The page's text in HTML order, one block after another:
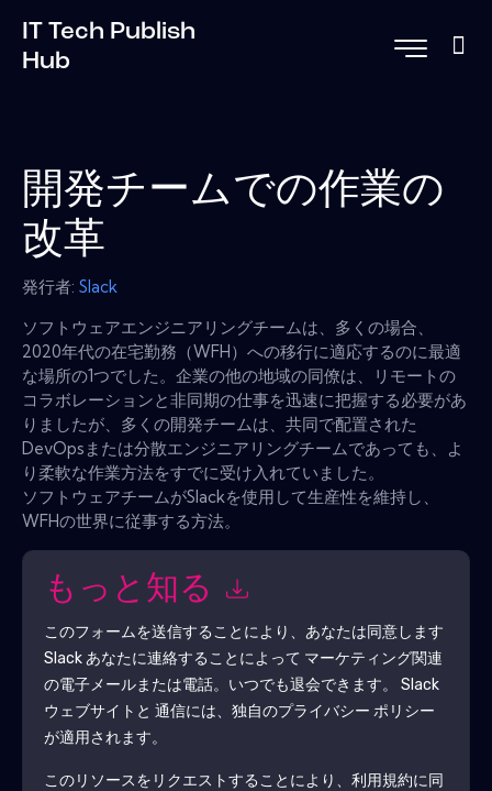
IT Tech Publish
Hub
開発チームでの作業の
改革
発行者: Slack
ソフトウェアエンジニアリングチームは、多くの場合、
2020年代の在宅勤務（WFH）への移行に適応するのに最適
な場所の1つでした。企業の他の地域の同僚は、リモートの
コラボレーションと非同期の仕事を迅速に把握する必要があ
りましたが、多くの開発チームは、共同で配置された
DevOpsまたは分散エンジニアリングチームであっても、よ
り柔軟な作業方法をすでに受け入れていました。
ソフトウェアチームがSlackを使用して生産性を維持し、
WFHの世界に従事する方法。
もっと知る
このフォームを送信することにより、あなたは同意します
Slackあなたに連絡することによって マーケティング関連
の電子メールまたは電話。いつでも退会できます。 Slack
ウェブサイトと 通信には、独自のプライバシー ポリシー
が適用されます。
このリソースをリクエストすることにより、利用規約に同